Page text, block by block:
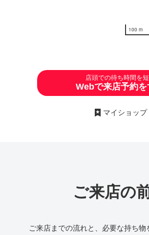
100 m
店頭での待ち時間を
Webで来店予約を
マイショップ
ご来店の
ご来店までの流れと、必要な持ち物